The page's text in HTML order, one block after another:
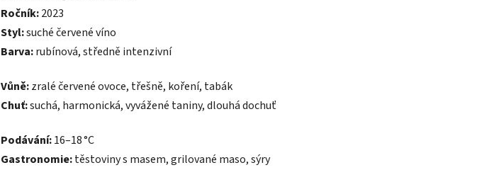
Ročník:2023
Styl:suché červené víno
Barva:rubínová, středně intenzivní
Vůně:zralé červené ovoce, třešně, koření, tabák
Chuť:suchá, harmonická, vyvážené taniny, dlouhá dochuť
Podávání:16–18 °C
Gastronomie:těstoviny s masem, grilované maso, sýry